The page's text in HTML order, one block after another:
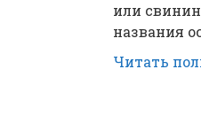
или
названия
Читать